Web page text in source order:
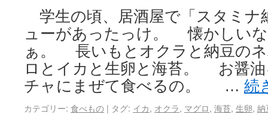
学生の頃、居酒屋で「スタミナ
ューがあったっけ。 懐かしい
ぁ。 長いもとオクラと納豆の
ロとイカと生卵と海苔。 お醤
チャにまぜて食べるの。 … 続
カテゴリー: 食べもの | タグ: イカ, オクラ, マグロ, 海苔, 生卵, 納